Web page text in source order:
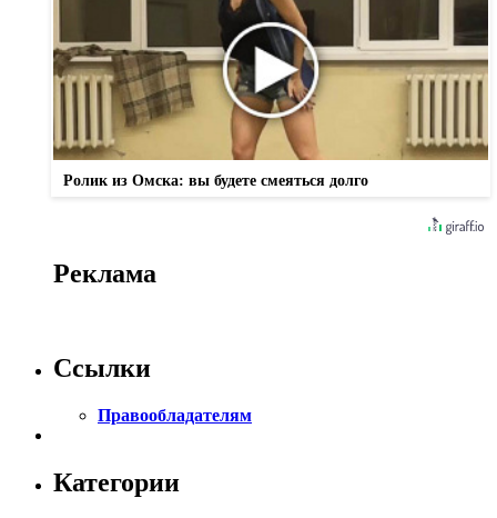
Ролик из Омска: вы будете смеяться долго
Реклама
Ссылки
Правообладателям
Категории